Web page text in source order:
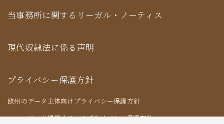
当事務所に関するリーガル・ノーティス
現代奴隷法に係る声明
プライバシー保護方針
欧州のデータ主体向けプライバシー保護方針
ニューヨーク提携オフィスプライバシー保護方針